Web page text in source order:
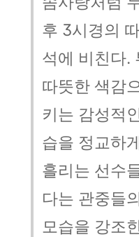
후 3시경의
석에 비친다.
따뜻한 색감
키는 감성적
습을 정교하
흘리는 선수
다는 관중들
모습을 강조